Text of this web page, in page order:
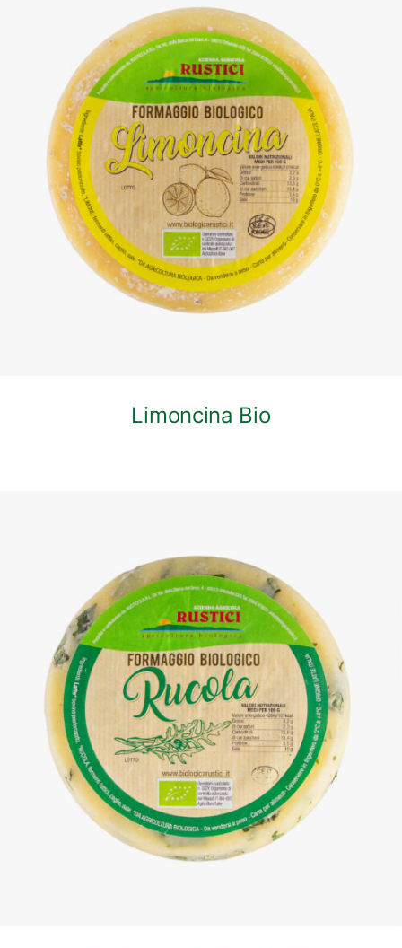
DETTAGLI
Limoncina Bio
DETTAGLI